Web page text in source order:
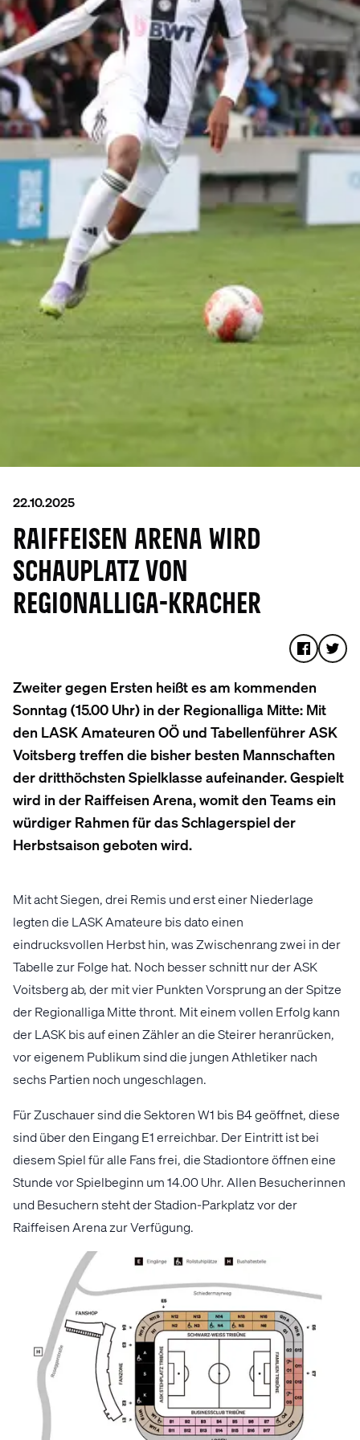
22.10.2025
RAIFFEISEN ARENA WIRD
SCHAUPLATZ VON
REGIONALLIGA-KRACHER
Zweiter gegen Ersten heißt es am kommenden
Sonntag (15.00 Uhr) in der Regionalliga Mitte: Mit
den LASK Amateuren OÖ und Tabellenführer ASK
Voitsberg treffen die bisher besten Mannschaften
der dritthöchsten Spielklasse aufeinander. Gespielt
wird in der Raiffeisen Arena, womit den Teams ein
würdiger Rahmen für das Schlagerspiel der
Herbstsaison geboten wird.
Mit acht Siegen, drei Remis und erst einer Niederlage
legten die LASK Amateure bis dato einen
eindrucksvollen Herbst hin, was Zwischenrang zwei in der
Tabelle zur Folge hat. Noch besser schnitt nur der ASK
Voitsberg ab, der mit vier Punkten Vorsprung an der Spitze
der Regionalliga Mitte thront. Mit einem vollen Erfolg kann
der LASK bis auf einen Zähler an die Steirer heranrücken,
vor eigenem Publikum sind die jungen Athletiker nach
sechs Partien noch ungeschlagen.
Für Zuschauer sind die Sektoren W1 bis B4 geöffnet, diese
sind über den Eingang E1 erreichbar. Der Eintritt ist bei
diesem Spiel für alle Fans frei, die Stadiontore öffnen eine
Stunde vor Spielbeginn um 14.00 Uhr. Allen Besucherinnen
und Besuchern steht der Stadion-Parkplatz vor der
Raiffeisen Arena zur Verfügung.